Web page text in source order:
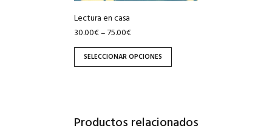
Lectura en casa
30.00€–75.00€
SELECCIONAR OPCIONES
en
la
página
de
producto
Productos relacionados